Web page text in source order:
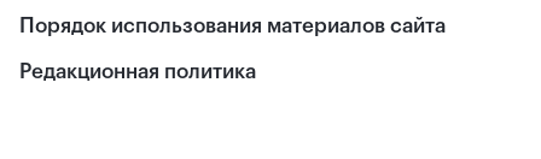
Порядок использования материалов сайта
Редакционная политика